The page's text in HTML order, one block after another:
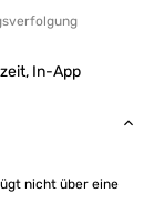
In-App
nicht über eine